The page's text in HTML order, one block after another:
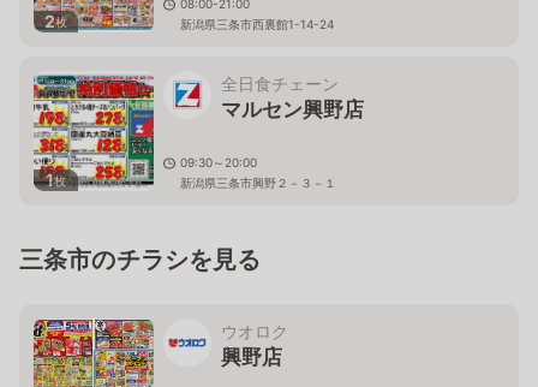
2枚
08:00-21:00
新潟県三条市西裏館1-14-24
1枚
全日食チェーン
マルセン興野店
09:30～20:00
新潟県三条市興野２－３－１
三条市のチラシを見る
ウオロク
興野店